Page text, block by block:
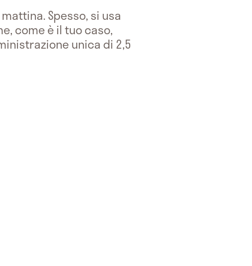
Spesso, si usa
come è il tuo caso,
unica di 2,5